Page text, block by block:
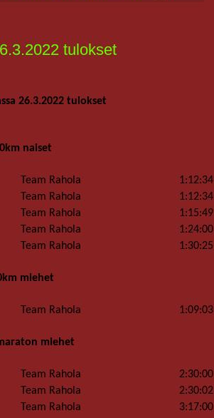
tulokset
26.3.2022 tulokset
naiset
Team Rahola
1:12:34
Team Rahola
1:12:34
Team Rahola
1:15:49
Team Rahola
1:24:00
Team Rahola 1:30:25
miehet
Team Rahola 1:09:03
miehet
Team Rahola
2:30:00
Team Rahola
2:30:02
Team Rahola 3:17:00